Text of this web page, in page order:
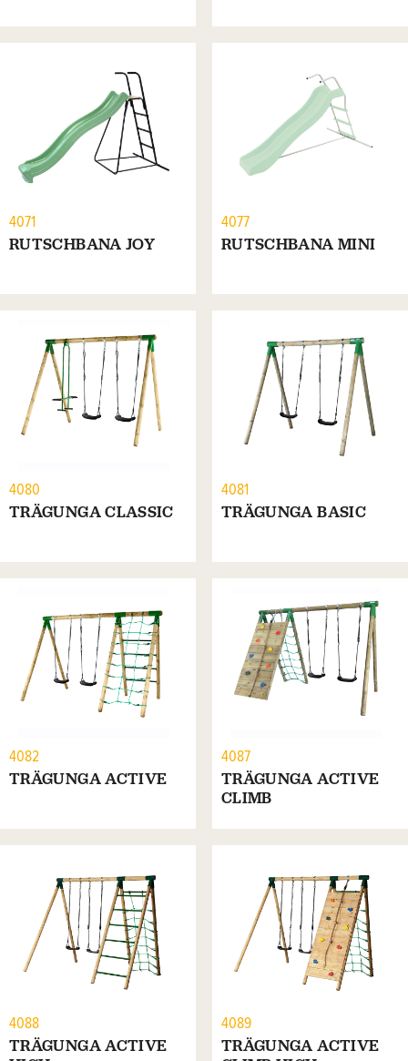
4071
RUTSCHBANA JOY
4077
RUTSCHBANA MINI
4080
TRÄGUNGA CLASSIC
4081
TRÄGUNGA BASIC
4082
TRÄGUNGA ACTIVE
4087
TRÄGUNGA ACTIVE
CLIMB
4088
TRÄGUNGA ACTIVE
4089
TRÄGUNGA ACTIVE